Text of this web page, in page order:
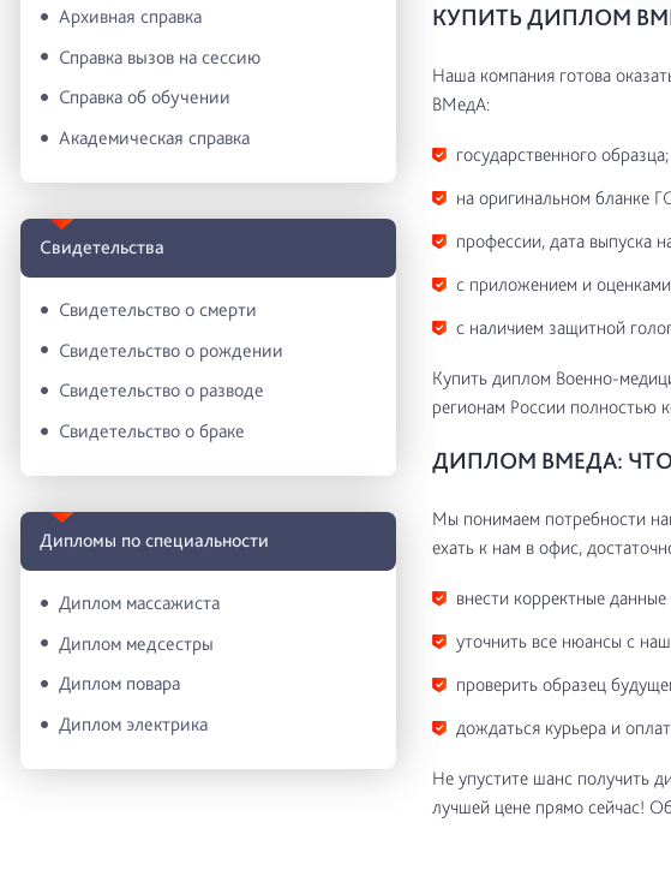
Архивная справка
Справка вызов на сессию
Справка об обучении
Академическая справка
Свидетельства
Свидетельство о смерти
Свидетельство о рождении
Свидетельство о разводе
Свидетельство о браке
Дипломы по специальности
Диплом массажиста
Диплом медсестры
Диплом повара
Диплом электрика
КУПИТЬ ДИПЛОМ
Наша компания готова
ВМедА:
государственного образца;
на оригинальном бланке
профессии, дата выпуска
с приложением и
с наличием защитной
Купить диплом Военно-
регионам России полностью
ДИПЛОМ ВМЕДА:
Мы понимаем потребности
ехать к нам в офис,
внести корректные
уточнить все нюансы с
проверить образец
дождаться курьера и
Не упустите шанс получить
лучшей цене прямо сейчас!